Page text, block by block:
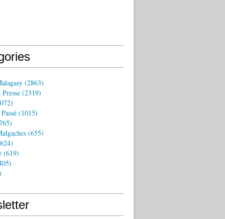
(2863)
(2319)
(1015)
(655)
(619)